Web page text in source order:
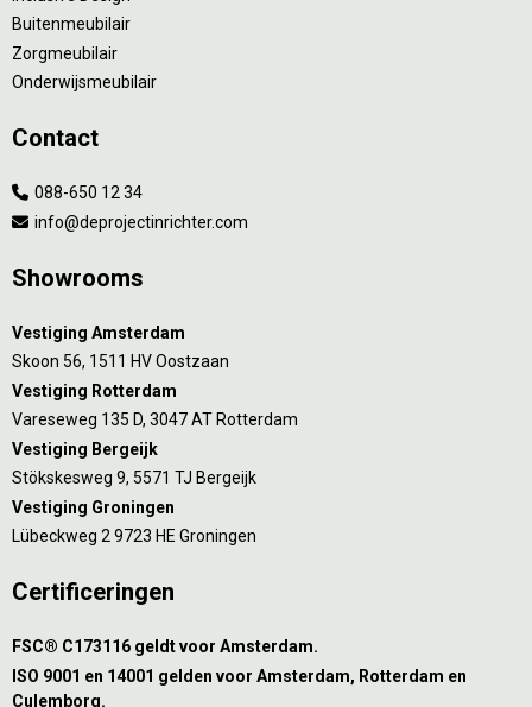
Buitenmeubilair
Zorgmeubilair
Onderwijsmeubilair
Contact
088-650 12 34
info@deprojectinrichter.com
Showrooms
Vestiging Amsterdam
Skoon 56, 1511 HV Oostzaan
Vestiging Rotterdam
Vareseweg 135 D, 3047 AT Rotterdam
Vestiging Bergeijk
Stökskesweg 9, 5571 TJ Bergeijk
Vestiging Groningen
Lübeckweg 2 9723 HE Groningen
Certificeringen
FSC® C173116 geldt voor Amsterdam.
ISO 9001 en 14001 gelden voor Amsterdam, Rotterdam en
Culemborg.